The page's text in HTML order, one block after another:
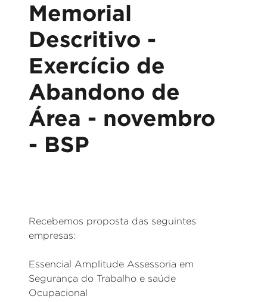
Memorial
Descritivo -
Exercício de
Abandono de
Área - novembro
- BSP
Recebemos proposta das seguintes
empresas:
Essencial Amplitude Assessoria em
Segurança do Trabalho e saúde
Ocupacional